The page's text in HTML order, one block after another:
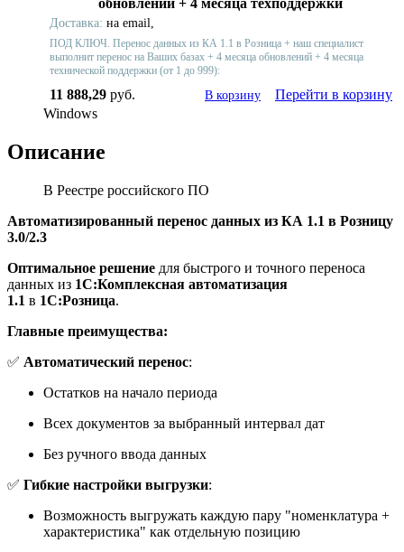
обновлений + 4 месяца техподдержки
Доставка: на email,
ПОД КЛЮЧ. Перенос данных из КА 1.1 в Розница + наш специалист
выполнит перенос на Ваших базах + 4 месяца обновлений + 4 месяца
технической поддержки (от 1 до 999):
11 888,29 руб. В корзину
Перейти в корзину
Windows
Описание
В Реестре российского ПО
Автоматизированный перенос данных из КА 1.1 в Розницу
3.0/2.3
Оптимальное решение для быстрого и точного переноса
данных из 1С:Комплексная автоматизация
1.1 в 1С:Розница.
Главные преимущества:
✅ Автоматический перенос:
Остатков на начало периода
Всех документов за выбранный интервал дат
Без ручного ввода данных
✅ Гибкие настройки выгрузки:
Возможность выгружать каждую пару "номенклатура +
характеристика" как отдельную позицию